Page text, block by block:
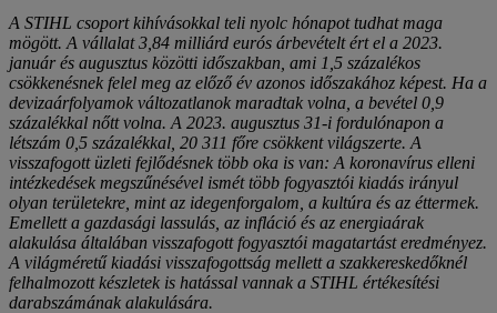
A STIHL csoport kihívásokkal teli nyolc hónapot tudhat maga
mögött. A vállalat 3,84 milliárd eurós árbevételt ért el a 2023.
január és augusztus közötti időszakban, ami 1,5 százalékos
csökkenésnek felel meg az előző év azonos időszakához képest. Ha a
devizaárfolyamok változatlanok maradtak volna, a bevétel 0,9
százalékkal nőtt volna. A 2023. augusztus 31-i fordulónapon a
létszám 0,5 százalékkal, 20 311 főre csökkent világszerte. A
visszafogott üzleti fejlődésnek több oka is van: A koronavírus elleni
intézkedések megszűnésével ismét több fogyasztói kiadás irányul
olyan területekre, mint az idegenforgalom, a kultúra és az éttermek.
Emellett a gazdasági lassulás, az infláció és az energiaárak
alakulása általában visszafogott fogyasztói magatartást eredményez.
A világméretű kiadási visszafogottság mellett a szakkereskedőknél
felhalmozott készletek is hatással vannak a STIHL értékesítési
darabszámának alakulására.